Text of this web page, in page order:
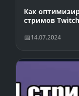
Как
стримов Twitch
14.07.2024